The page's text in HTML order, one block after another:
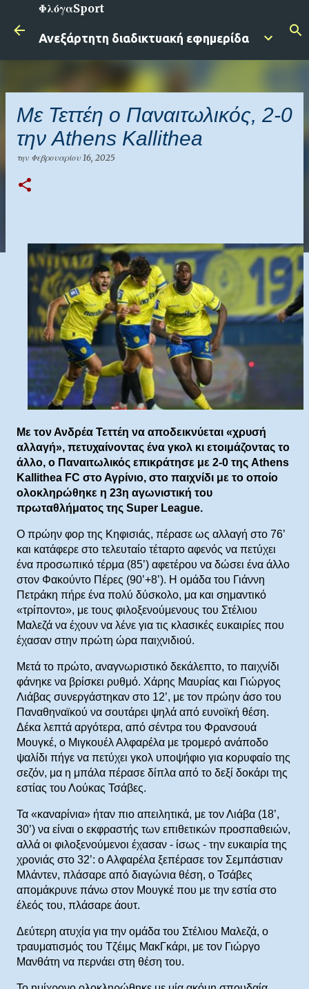
Μετάβαση στο κύριο περιεχόμενο
ΦλόγαSport
Ανεξάρτητη διαδικτυακή εφημερίδα
Με Τεττέη ο Παναιτωλικός, 2-0
την Athens Kallithea
την Φεβρουαρίου 16, 2025
Με τον Ανδρέα Τεττέη να αποδεικνύεται «χρυσή
αλλαγή», πετυχαίνοντας ένα γκολ κι ετοιμάζοντας το
άλλο, ο Παναιτωλικός επικράτησε με 2-0 της Athens
Kallithea FC στο Αγρίνιο, στο παιχνίδι με το οποίο
ολοκληρώθηκε η 23η αγωνιστική του
πρωταθλήματος της Super League.
Ο πρώην φορ της Κηφισιάς, πέρασε ως αλλαγή στο 76’
και κατάφερε στο τελευταίο τέταρτο αφενός να πετύχει
ένα προσωπικό τέρμα (85’) αφετέρου να δώσει ένα άλλο
στον Φακούντο Πέρες (90’+8’). Η ομάδα του Γιάννη
Πετράκη πήρε ένα πολύ δύσκολο, μα και σημαντικό
«τρίποντο», με τους φιλοξενούμενους του Στέλιου
Μαλεζά να έχουν να λένε για τις κλασικές ευκαιρίες που
έχασαν στην πρώτη ώρα παιχνιδιού.
Μετά το πρώτο, αναγνωριστικό δεκάλεπτο, το παιχνίδι
φάνηκε να βρίσκει ρυθμό. Χάρης Μαυρίας και Γιώργος
Λιάβας συνεργάστηκαν στο 12’, με τον πρώην άσο του
Παναθηναϊκού να σουτάρει ψηλά από ευνοϊκή θέση.
Δέκα λεπτά αργότερα, από σέντρα του Φρανσουά
Μουγκέ, ο Μιγκουέλ Αλφαρέλα με τρομερό ανάποδο
ψαλίδι πήγε να πετύχει γκολ υποψήφιο για κορυφαίο της
σεζόν, μα η μπάλα πέρασε δίπλα από το δεξί δοκάρι της
εστίας του Λούκας Τσάβες.
Τα «καναρίνια» ήταν πιο απειλητικά, με τον Λιάβα (18’,
30’) να είναι ο εκφραστής των επιθετικών προσπαθειών,
αλλά οι φιλοξενούμενοι έχασαν - ίσως - την ευκαιρία της
χρονιάς στο 32’: ο Αλφαρέλα ξεπέρασε τον Σεμπάστιαν
Μλάντεν, πλάσαρε από διαγώνια θέση, ο Τσάβες
απομάκρυνε πάνω στον Μουγκέ που με την εστία στο
έλεός του, πλάσαρε άουτ.
Δεύτερη ατυχία για την ομάδα του Στέλιου Μαλεζά, ο
τραυματισμός του Τζέιμς ΜακΓκάρι, με τον Γιώργο
Μανθάτη να περνάει στη θέση του.